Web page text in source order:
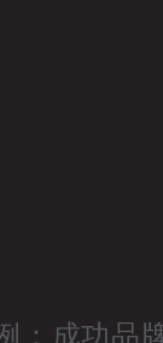
：成功品